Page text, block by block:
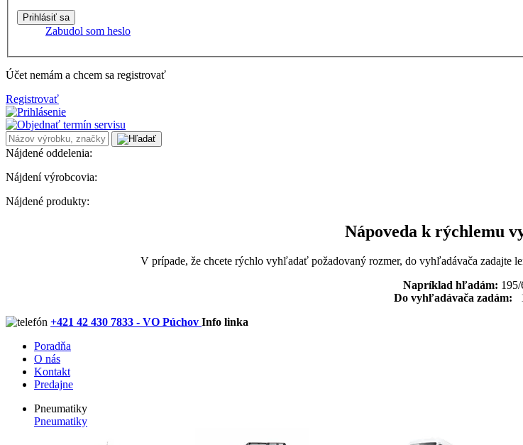
Zabudol som heslo
Účet nemám a chcem sa registrovať
Registrovať
Nájdené oddelenia:
Nájdení výrobcovia:
Nájdené produkty:
Nápoveda k rýchlemu
V prípade, že chcete rýchlo vyhľadať požadovaný rozmer, do vyhľadávača zadajte
Napríklad hľadám:
Do vyhľadávača zadám:
+421 42 430 7833 - VO Púchov Info linka
Poradňa
O nás
Kontakt
Predajne
Pneumatiky
Pneumatiky